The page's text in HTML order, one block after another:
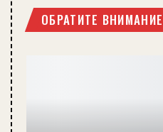
ОБРАТИТЕ ВНИМАНИЕ